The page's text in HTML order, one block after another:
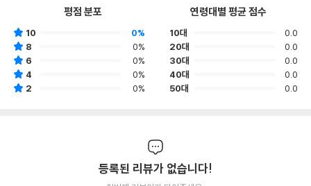
평점 분포
10
0%
8
0%
6
0%
4
0%
2
0%
연령대별 평균 점수
10대
0.0
20대
0.0
30대
0.0
40대
0.0
50대
0.0
등록된 리뷰가 없습니다!